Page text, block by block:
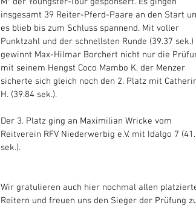
insgesamt 39 Reiter-Pferd-Paare an den Start
es blieb bis zum Schluss spannend. Mit voller
Punktzahl und der schnellsten Runde (39.37 sek.)
gewinnt Max-Hilmar Borchert nicht nur die
mit seinem Hengst Coco Mambo K, der Menzer
sicherte sich gleich noch den 2. Platz mit
H. (39.84 sek.).
Der 3. Platz ging an Maximilian Wricke vom
Reitverein RFV Niederwerbig e.V. mit Idalgo 7
sek.).
Wir gratulieren auch hier nochmal allen
Reitern und freuen uns den Sieger der Prüfung